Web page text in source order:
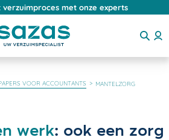
en deskundig advies
VOOR ACCOUNTANTS MANTELZORG
werk: ook een zorg